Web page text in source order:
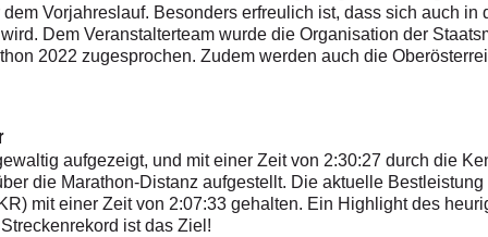
Vorjahreslauf. Besonders erfreulich ist, dass sich auch in
Dem Veranstalterteam wurde die Organisation der
2022 zugesprochen. Zudem werden auch die
aufgezeigt, und mit einer Zeit von 2:30:27 durch die
die Marathon-Distanz aufgestellt. Die aktuelle
mit einer Zeit von 2:07:33 gehalten. Ein Highlight des
ist das Ziel!